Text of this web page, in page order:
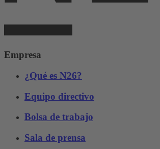
Empresa
¿Qué es N26?
Equipo directivo
Bolsa de trabajo
Sala de prensa